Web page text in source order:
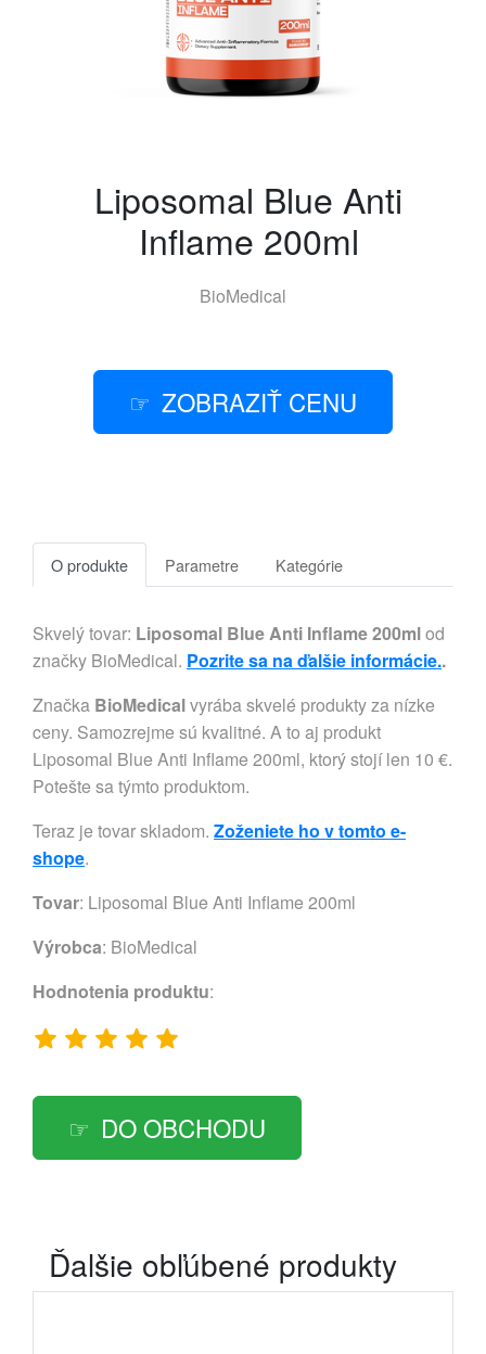
Liposomal Blue Anti
Inflame 200ml
BioMedical
ZOBRAZIŤ CENU
O produkte Parametre Kategórie
Skvelý tovar: Liposomal Blue Anti Inflame 200mlod
značky BioMedical. Pozrite sa na ďalšie informácie..
Značka BioMedicalvyrába skvelé produkty za nízke
ceny. Samozrejme sú kvalitné. A to aj produkt
Liposomal Blue Anti Inflame 200ml, ktorý stojí len 10 €.
Potešte sa týmto produktom.
Teraz je tovar skladom. Zoženiete ho v tomto e-
shope.
Tovar: Liposomal Blue Anti Inflame 200ml
Výrobca: BioMedical
Hodnotenia produktu:
DO OBCHODU
Ďalšie obľúbené produkty